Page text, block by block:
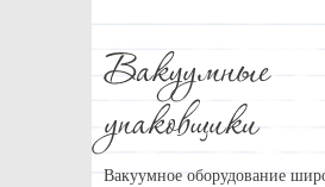
Вакуумное оборудование